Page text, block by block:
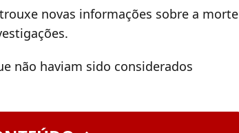
novas informações sobre a morte
não haviam sido considerados